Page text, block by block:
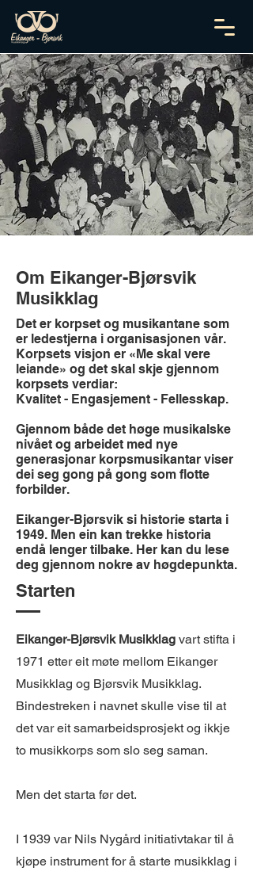
Om Eikanger-Bjørsvik
Musikklag
Det er korpset og musikantane som
er ledestjerna i organisasjonen vår.
Korpsets visjon er «Me skal vere
leiande» og det skal skje gjennom
korpsets verdiar:
Kvalitet - Engasjement - Fellesskap.
Gjennom både det høge musikalske
nivået og arbeidet med nye
generasjonar korpsmusikantar viser
dei seg gong på gong som flotte
forbilder.
Eikanger-Bjørsvik si historie starta i
1949. Men ein kan trekke historia
endå lenger tilbake. Her kan du lese
deg gjennom nokre av høgdepunkta.
Starten
Eikanger-Bjørsvik Musikklag vart stifta i
1971 etter eit møte mellom Eikanger
Musikklag og Bjørsvik Musikklag.
Bindestreken i navnet skulle vise til at
det var eit samarbeidsprosjekt og ikkje
to musikkorps som slo seg saman.
Men det starta før det.
I 1939 var Nils Nygård initiativtakar til å
kjøpe instrument for å starte musikklag i